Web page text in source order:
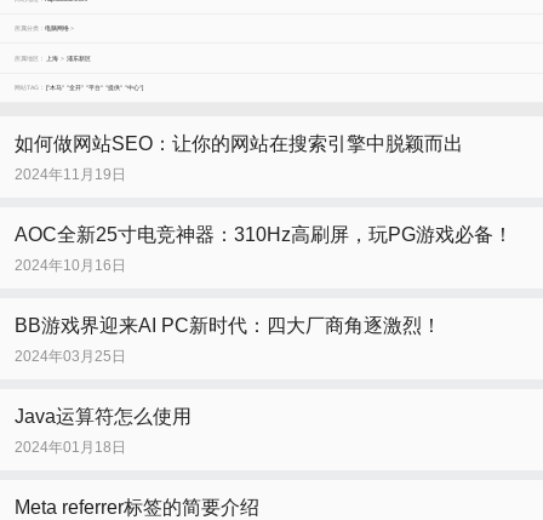
所属分类： 电脑网络>
所属地区： 上海> 浦东新区
网站TAG： ["木马" "全开" "平台" "提供" "中心"]
如何做网站SEO：让你的网站在搜索引擎中脱颖而出
2024年11月19日
AOC全新25寸电竞神器：310Hz高刷屏，玩PG游戏必备！
2024年10月16日
BB游戏界迎来AI PC新时代：四大厂商角逐激烈！
2024年03月25日
Java运算符怎么使用
2024年01月18日
Meta referrer标签的简要介绍